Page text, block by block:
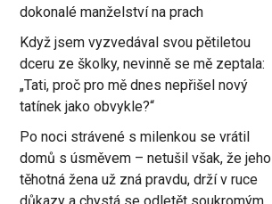
dokonalé manželství na prach
Když jsem vyzvedával svou pětiletou
dceru ze školky, nevinně se mě zeptala:
„Tati, proč pro mě dnes nepřišel nový
tatínek jako obvykle?“
Po noci strávené s milenkou se vrátil
domů s úsměvem – netušil však, že jeho
těhotná žena už zná pravdu, drží v ruce